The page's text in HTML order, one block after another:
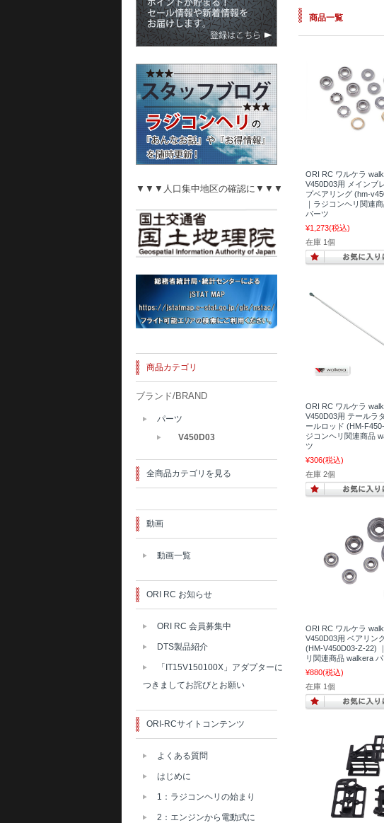
商品一覧
ORI RC ワルケラ
V450D03用 メインブ
プベアリング (hm-
｜ラジコンヘリ関連
パーツ
¥1,273(税込)
在庫 1個
ORI RC ワルケラ
V450D03用 テールラ
ールロッド (HM-
ジコンヘリ関連商品
ツ
¥306(税込)
在庫 2個
ORI RC ワルケラ
V450D03用 ベアリン
(HM-V450D03-Z-22)
リ関連商品 walkera
¥880(税込)
在庫 1個
▼▼▼人口集中地区の確認に▼▼▼
商品カテゴリ
ブランド/BRAND
パーツ
V450D03
全商品カテゴリを見る
動画
動画一覧
ORI RC お知らせ
ORI RC 会員募集中
DTS製品紹介
「IT15V150100X」アダプターに
つきましてお詫びとお願い
ORI-RCサイトコンテンツ
よくある質問
はじめに
1：ラジコンヘリの始まり
2：エンジンから電動式に